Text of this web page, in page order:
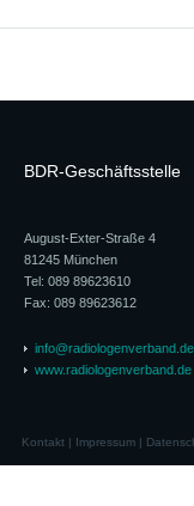
BDR-Geschäftsstelle
August-Exter-Straße 4
81245 München
Tel: 089 89623610
Fax: 089 89623612
info@radiologenverband.de
www.radiologenverband.de
Kontakt| Impressum|